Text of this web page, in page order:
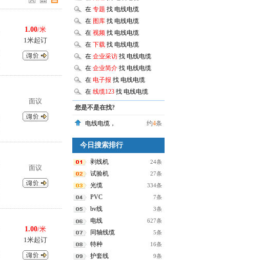
1.00/米
1米起订
面议
面议
1.00/米
1米起订
在 专题 找 电线电缆
在 图库 找 电线电缆
在 视频 找 电线电缆
在 下载 找 电线电缆
在 企业采访 找 电线电缆
在 企业简介 找 电线电缆
在 电子报 找 电线电缆
在 线缆123 找 电线电缆
您是不是在找?
约4条
电线电缆，
今日搜索排行
24条
剥线机
27条
试验机
334条
光缆
7条
PVC
3条
bv线
627条
电线
5条
同轴线缆
16条
特种
9条
护套线